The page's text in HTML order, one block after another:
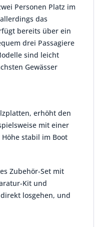
Personen Platz im
das
bereits über ein
drei Passagiere
sind leicht
Gewässer
erhöht den
mit einer
stabil im Boot
Zubehör-Set mit
Kit und
losgehen, und